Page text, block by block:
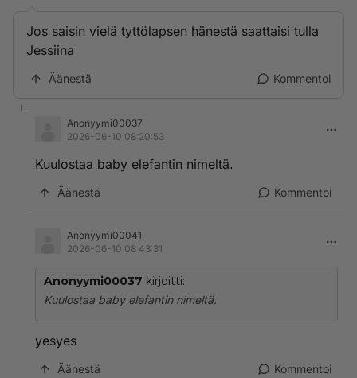
Jos saisin vielä tyttölapsen hänestä saattaisi tulla
Jessiina
Äänestä Kommentoi
Anonyymi00037
2026-06-10 08:20:53
Kuulostaa baby elefantin nimeltä.
Äänestä Kommentoi
Anonyymi00041
2026-06-10 08:43:31
Anonyymi00037 kirjoitti:
Kuulostaa baby elefantin nimeltä.
yesyes
Äänestä Kommentoi